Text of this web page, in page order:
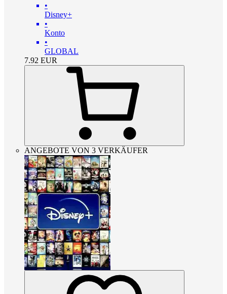
•
Disney+
•
Konto
•
GLOBAL
7.92 EUR
ANGEBOTE VON 3 VERKÄUFER